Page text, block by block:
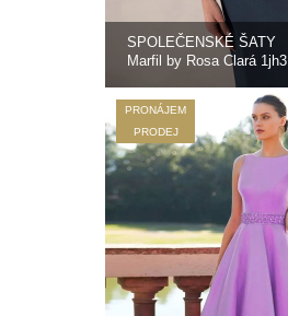
SPOLEČENSKÉ ŠATY
Marfil by Rosa Clará 1jh3
PRONÁJEM
PRODEJ